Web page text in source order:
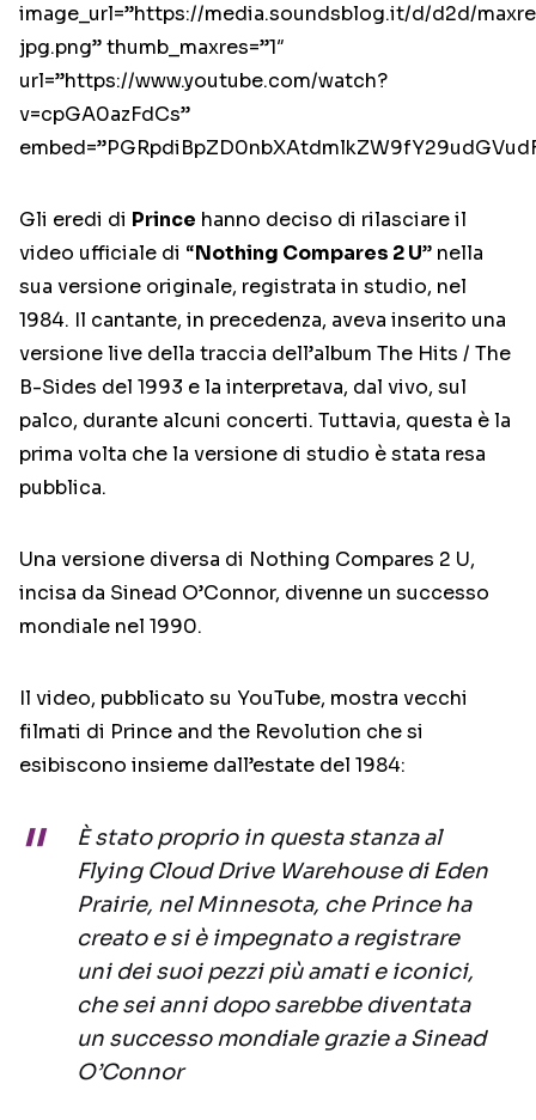
image_url=”https://media.soundsblog.it/d/d2d/
jpg.png” thumb_maxres=”1″
url=”https://www.youtube.com/watch?
v=cpGA0azFdCs”
Gli eredi di Prince hanno deciso di rilasciare il
video ufficiale di “Nothing Compares 2 U” nella
sua versione originale, registrata in studio, nel
1984. Il cantante, in precedenza, aveva inserito una
versione live della traccia dell’album The Hits / The
B-Sides del 1993 e la interpretava, dal vivo, sul
palco, durante alcuni concerti. Tuttavia, questa è la
prima volta che la versione di studio è stata resa
pubblica.
Una versione diversa di Nothing Compares 2 U,
incisa da Sinead O’Connor, divenne un successo
mondiale nel 1990.
Il video, pubblicato su YouTube, mostra vecchi
filmati di Prince and the Revolution che si
esibiscono insieme dall’estate del 1984:
È stato proprio in questa stanza al
Flying Cloud Drive Warehouse di Eden
Prairie, nel Minnesota, che Prince ha
creato e si è impegnato a registrare
uni dei suoi pezzi più amati e iconici,
che sei anni dopo sarebbe diventata
un successo mondiale grazie a Sinead
O’Connor